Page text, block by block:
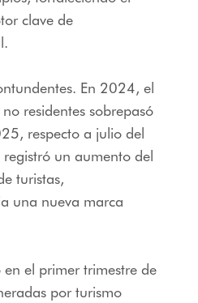
clave de
En 2024, el
residentes sobrepasó
respecto a julio del
un aumento del
turistas,
una nueva marca
el primer trimestre de
por turismo